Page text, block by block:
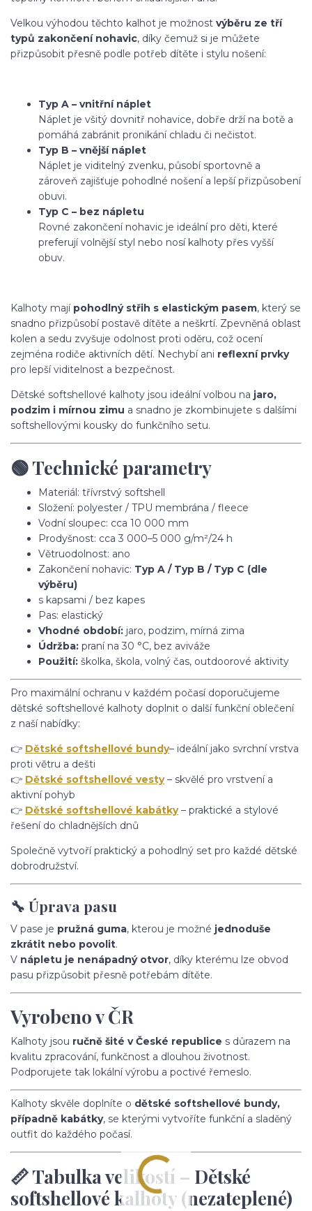
Velkou výhodou těchto kalhot je možnost výběru ze tří
typů zakončení nohavic, díky čemuž si je můžete
přizpůsobit přesně podle potřeb dítěte i stylu nošení:
Typ A – vnitřní náplet
Náplet je všitý dovnitř nohavice, dobře drží na botě a
pomáhá zabránit pronikání chladu či nečistot.
Typ B – vnější náplet
Náplet je viditelný zvenku, působí sportovně a
zároveň zajišťuje pohodlné nošení a lepší přizpůsobení
obuvi.
Typ C – bez nápletu
Rovné zakončení nohavic je ideální pro děti, které
preferují volnější styl nebo nosí kalhoty přes vyšší
obuv.
Kalhoty mají pohodlný střih s elastickým pasem, který se
snadno přizpůsobí postavě dítěte a neškrtí. Zpevněná oblast
kolen a sedu zvyšuje odolnost proti oděru, což ocení
zejména rodiče aktivních dětí. Nechybí ani reflexní prvky
pro lepší viditelnost a bezpečnost.
Dětské softshellové kalhoty jsou ideální volbou na jaro,
podzim i mírnou zimu a snadno je zkombinujete s dalšími
softshellovými kousky do funkčního setu.
🟢 Technické parametry
Materiál: třívrstvý softshell
Složení: polyester / TPU membrána / fleece
Vodní sloupec: cca 10 000 mm
Prodyšnost: cca 3 000–5 000 g/m²/24 h
Větruodolnost: ano
Zakončení nohavic: Typ A / Typ B / Typ C (dle
výběru)
s kapsami / bez kapes
Pas: elastický
Vhodné období: jaro, podzim, mírná zima
Údržba: praní na 30 °C, bez aviváže
Použití: školka, škola, volný čas, outdoorové aktivity
Pro maximální ochranu v každém počasí doporučujeme
dětské softshellové kalhoty doplnit o další funkční oblečení
z naší nabídky:
👉 Dětské softshellové bundy– ideální jako svrchní vrstva
proti větru a dešti
👉 Dětské softshellové vesty– skvělé pro vrstvení a
aktivní pohyb
👉 Dětské softshellové kabátky– praktické a stylové
řešení do chladnějších dnů
Společně vytvoří praktický a pohodlný set pro každé dětské
dobrodružství.
🔧 Úprava pasu
V pase je pružná guma, kterou je možné jednoduše
zkrátit nebo povolit.
V nápletu je nenápadný otvor, díky kterému lze obvod
pasu přizpůsobit přesně potřebám dítěte.
Vyrobeno v ČR
Kalhoty jsou ručně šité v České republice s důrazem na
kvalitu zpracování, funkčnost a dlouhou životnost.
Podporujete tak lokální výrobu a poctivé řemeslo.
Kalhoty skvěle doplníte o dětské softshellové bundy,
případně kabátky, se kterými vytvoříte funkční a sladěný
outfit do každého počasí.
📏 Tabulka velikostí – Dětské
softshellové kalhoty (nezateplené)